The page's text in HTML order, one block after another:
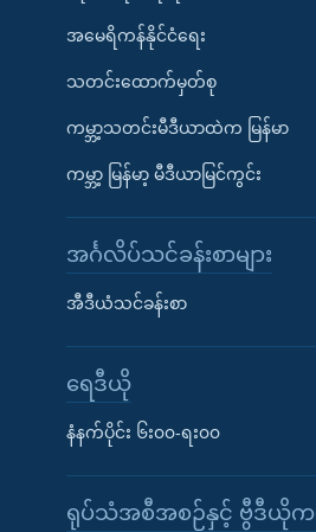
အမေရိကန်နိုင်ငံရေး
သတင်းထောက်မှတ်စု
ကမ္ဘာ့သတင်းမီဒီယာထဲက မြန်မာ
ကမ္ဘာ့ မြန်မာ့ မီဒီယာမြင်ကွင်း
အင်္ဂလိပ်သင်ခန်းစာများ
အီဒီယံသင်ခန်းစာ
ရေဒီယို
နံနက်ပိုင်း ၆း၀၀-ရး၀၀
ရုပ်သံအစီအစဉ်နှင့် ဗွီဒီယိုကဏ္